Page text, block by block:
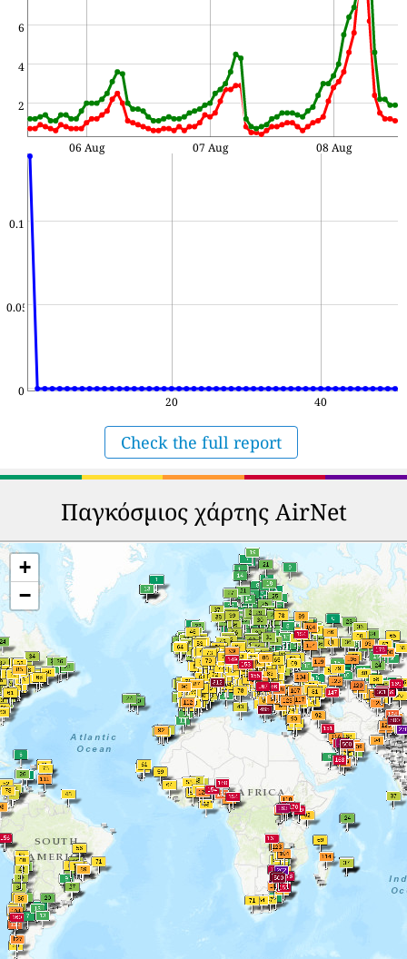
2
4
6
06 Aug 07 Aug 08 Aug
0
0.05
0.1
20 40
Check the full report
Παγκόσμιος χάρτης AirNet
+
−